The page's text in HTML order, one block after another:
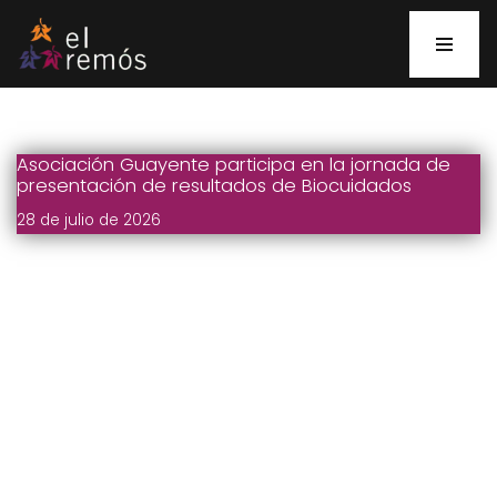
Saltar
al
Asociación Guayente participa en la jornada de
presentación de resultados de Biocuidados
28 de julio de 2026